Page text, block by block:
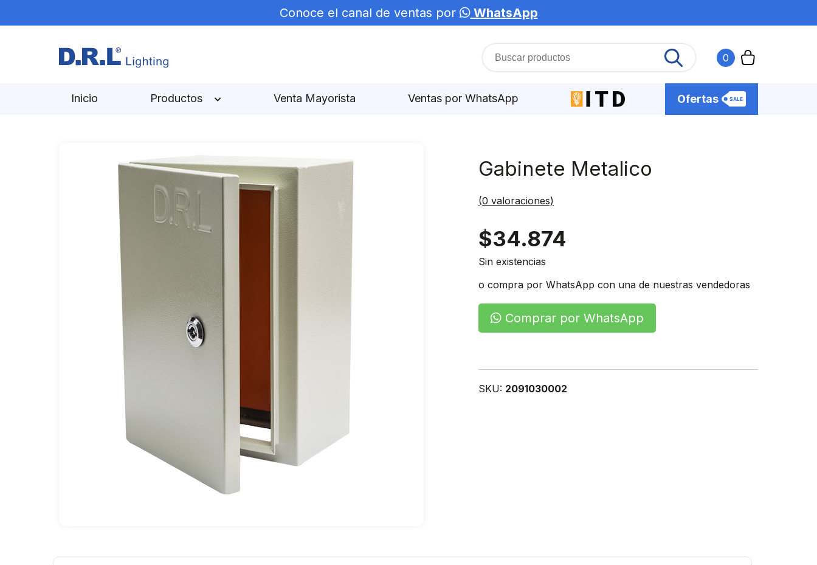
Conoce el canal de ventas por WhatsApp
0
Inicio Productos Venta Mayorista Ventas por WhatsApp Ofertas
Gabinete Metalico
(0 valoraciones)
$34.874
Agotado
Sin existencias
o compra por WhatsApp con una de nuestras vendedoras
Comprar por WhatsApp
SKU: 2091030002